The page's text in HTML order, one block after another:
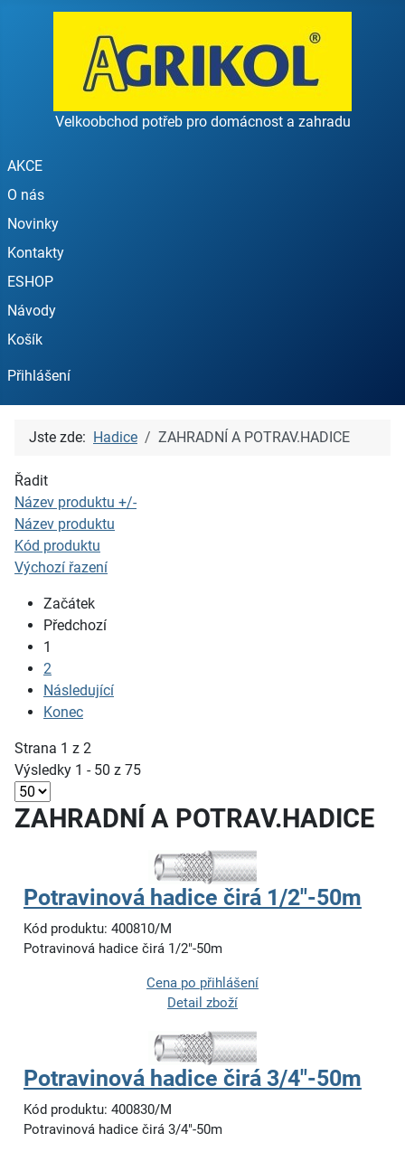
Velkoobchod potřeb pro domácnost a zahradu
AKCE
O nás
Novinky
Kontakty
ESHOP
Návody
Košík
Přihlášení
Jste zde: Hadice ZAHRADNÍ A POTRAV.HADICE
Řadit
Název produktu +/-
Název produktu
Kód produktu
Výchozí řazení
Začátek
Předchozí
1
2
Následující
Konec
Strana 1 z 2
Výsledky 1 - 50 z 75
ZAHRADNÍ A POTRAV.HADICE
Potravinová hadice čirá 1/2"-50m
Kód produktu: 400810/M
Potravinová hadice čirá 1/2"-50m
Cena po přihlášení
Detail zboží
Potravinová hadice čirá 3/4"-50m
Kód produktu: 400830/M
Potravinová hadice čirá 3/4"-50m